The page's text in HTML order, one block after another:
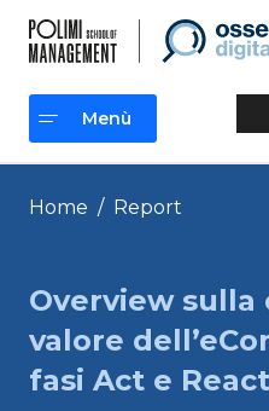
contenuto
Menù
Menù
Home / Report
Overview sulla
valore
fasi Act e React